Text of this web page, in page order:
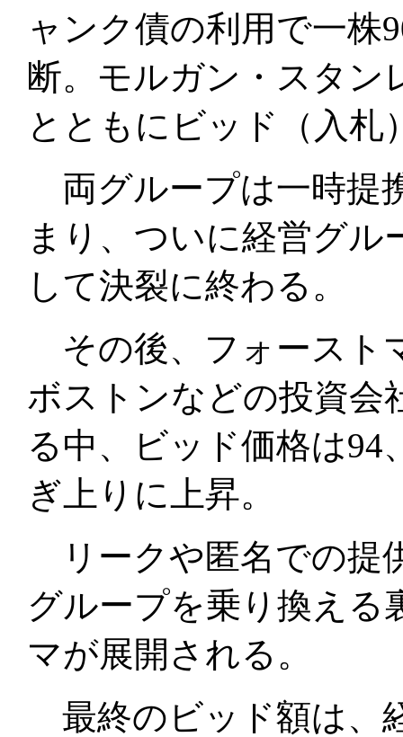
ャンク債の利用で一株
断。モルガン・スタン
とともにビッド（入札
両グループは一時提
まり、ついに経営グル
して決裂に終わる。
その後、フォースト
ボストンなどの投資会
る中、ビッド価格は94
ぎ上りに上昇。
リークや匿名での提
グループを乗り換える
マが展開される。
最終のビッド額は、